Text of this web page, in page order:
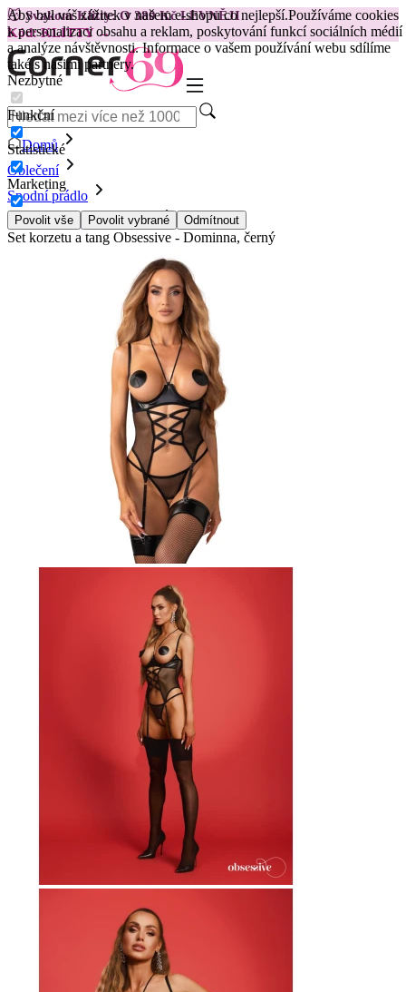
Aby byl váš zážitek v našem e-shopu co nejlepší.Používáme cookies
k personalizaci obsahu a reklam, poskytování funkcí sociálních médií
a analýze návštěvnosti. Informace o vašem používání webu sdílíme
také s našimi partnery.
Nezbytné
Funkční
Statistické
Marketing
Povolit vše Povolit vybrané Odmítnout
😽Svakom Klitty: O 380 Kč LEVNĚJI
Kód: KLITTY →
Domů
Oblečení
Spodní prádlo
Soupravy spodního prádla
Set korzetu a tang Obsessive - Dominna, černý